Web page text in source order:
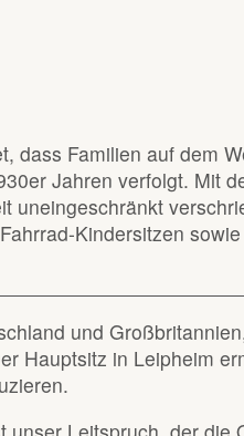
dass Familien auf dem
Jahren verfolgt. Mit
uneingeschränkt
Kindersitzen
und
Hauptsitz in Leipheim